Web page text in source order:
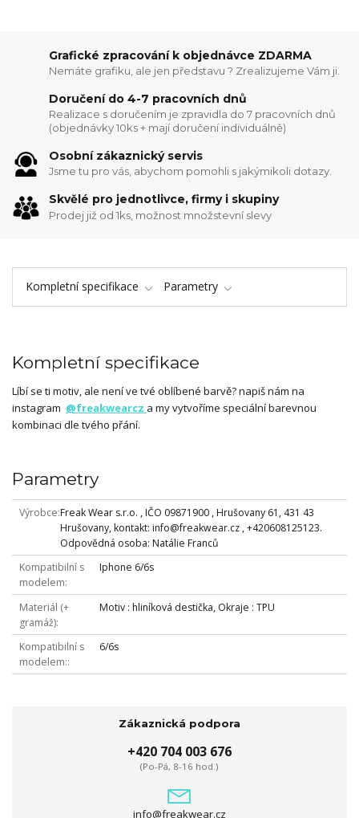
Grafické zpracování k objednávce ZDARMA
Nemáte grafiku, ale jen představu ? Zrealizujeme Vám ji.
Doručení do 4-7 pracovních dnů
Realizace s doručením je zpravidla do 7 pracovních dnů
(objednávky 10ks + mají doručení individuálně)
Osobní zákaznický servis
Jsme tu pro vás, abychom pomohli s jakýmikoli dotazy.
Skvělé pro jednotlivce, firmy i skupiny
Prodej již od 1ks, možnost množstevní slevy
Kompletní specifikace Parametry
Kompletní specifikace
Líbí se ti motiv, ale není ve tvé oblíbené barvě? napiš nám na
instagram @freakwearcz a my vytvoříme speciální barevnou
kombinaci dle tvého přání.
Parametry
Výrobce Freak Wear s.r.o. , IČO 09871900 , Hrušovany 61, 431 43
Hrušovany, kontakt: info@freakwear.cz , +420608125123.
Odpovědná osoba: Natálie Franců
Kompatibilní s
modelem
Iphone 6/6s
Materiál (+
gramáž)
Motiv : hliníková destička, Okraje : TPU
Kompatibilní s
modelem:
6/6s
Zákaznická podpora
+420 704 003 676
(Po-Pá, 8-16 hod.)
info@freakwear.cz